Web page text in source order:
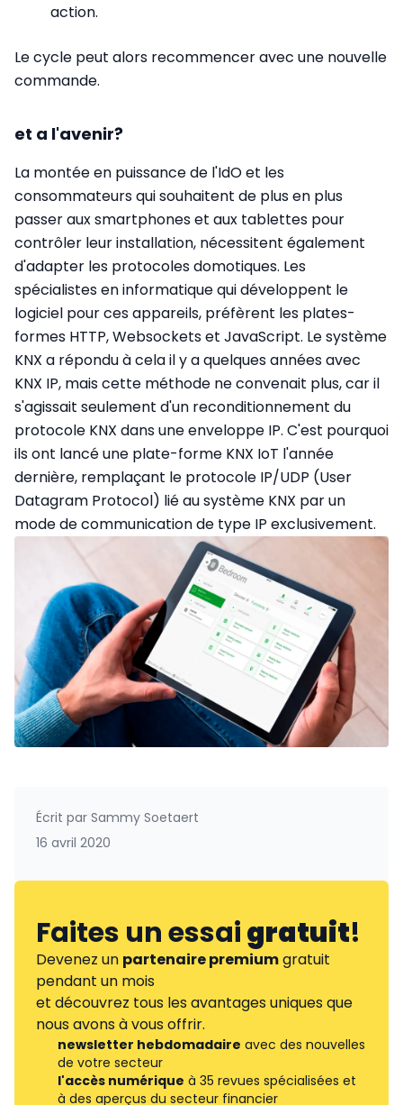
action.
Le cycle peut alors recommencer avec une nouvelle
commande.
et a l'avenir?
La montée en puissance de l'IdO et les
consommateurs qui souhaitent de plus en plus
passer aux smartphones et aux tablettes pour
contrôler leur installation, nécessitent également
d'adapter les protocoles domotiques. Les
spécialistes en informatique qui développent le
logiciel pour ces appareils, préfèrent les plates-
formes HTTP, Websockets et JavaScript. Le système
KNX a répondu à cela il y a quelques années avec
KNX IP, mais cette méthode ne convenait plus, car il
s'agissait seulement d'un reconditionnement du
protocole KNX dans une enveloppe IP. C'est pourquoi
ils ont lancé une plate-forme KNX IoT l'année
dernière, remplaçant le protocole IP/UDP (User
Datagram Protocol) lié au système KNX par un
mode de communication de type IP exclusivement.
Écrit par Sammy Soetaert
16 avril 2020
Faites un essaigratuit!
Devenez un partenaire premiumgratuit
pendant un mois
et découvrez tous les avantages uniques que
nous avons à vous offrir.
newsletter hebdomadaire avec des nouvelles
de votre secteur
l'accès numérique à 35 revues spécialisées et
à des aperçus du secteur financier